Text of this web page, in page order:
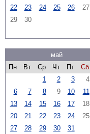
22
23 24 25 26 27
29
30
май
Пн
Вт Ср Чт Пт Сб
1
2 3 4
6
7 8 9 10 11
13
14 15 16 17 18
20
21 22 23 24 25
27
28 29 30 31